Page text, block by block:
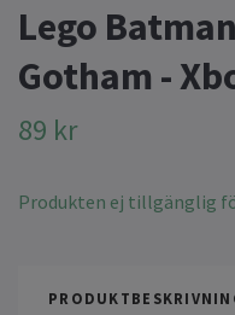
Lego
Gotham -
89 kr
Produkten ej tillgänglig